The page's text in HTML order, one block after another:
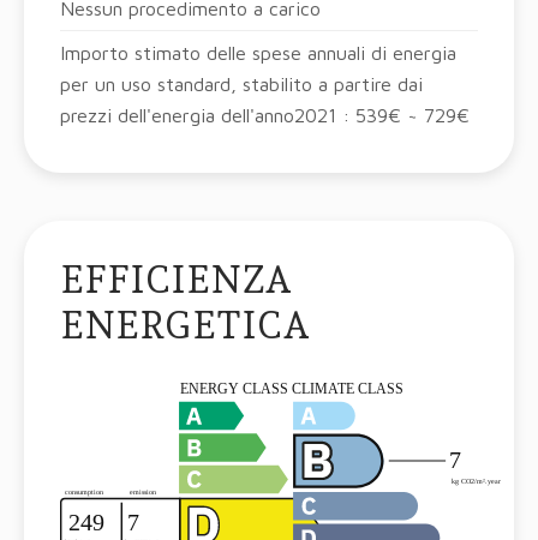
Nessun procedimento a carico
Importo stimato delle spese annuali di energia
per un uso standard, stabilito a partire dai
prezzi dell'energia dell'anno2021 : 539€ ~ 729€
EFFICIENZA
ENERGETICA